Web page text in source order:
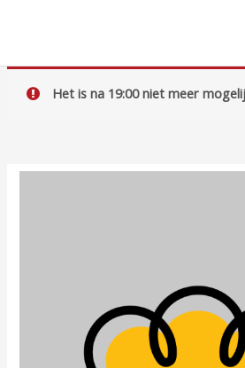
inhoud
Het is na 19:00 niet meer